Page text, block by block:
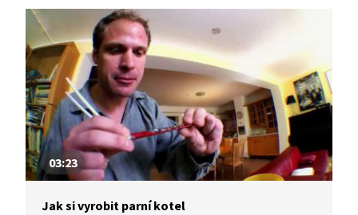
03:23
Jak si vyrobit parní kotel